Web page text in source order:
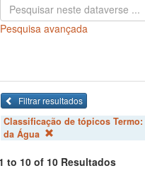
Pesquisa avançada
Filtrar resultados
Classificação de tópicos Termo:
da Água
to 10 of 10 Resultados